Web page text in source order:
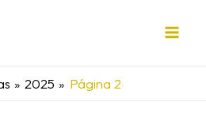
2025 Página 2